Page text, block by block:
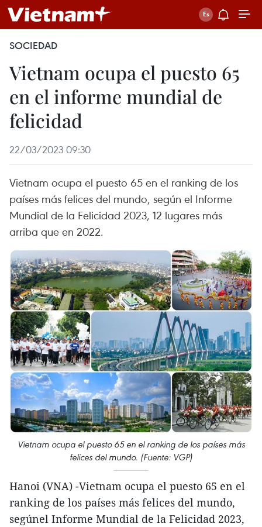
SOCIEDAD
Vietnam ocupa el puesto 65
en el informe mundial de
felicidad
22/03/2023 09:30
Vietnam ocupa el puesto 65 en el ranking de los
países más felices del mundo, según el Informe
Mundial de la Felicidad 2023, 12 lugares más
arriba que en 2022.
Vietnam ocupa el puesto 65 en el ranking de los países más
felices del mundo. (Fuente: VGP)
Hanoi (VNA) -Vietnam ocupa el puesto 65 en el
ranking de los países más felices del mundo,
segúnel Informe Mundial de la Felicidad 2023,